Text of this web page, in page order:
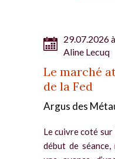
29.07.2026
Aline Lecuq
Le marché
de la Fed
Argus des
Le cuivre coté sur
début de